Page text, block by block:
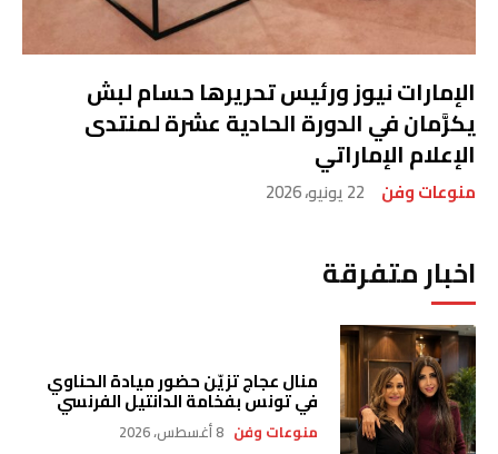
الإمارات نيوز ورئيس تحريرها حسام لبش
يكرَّمان في الدورة الحادية عشرة لمنتدى
الإعلام الإماراتي
منوعات وفن 22 يونيو، 2026
اخبار متفرقة
منال عجاج تزيّن حضور ميادة الحناوي
في تونس بفخامة الدانتيل الفرنسي
منوعات وفن 8 أغسطس، 2026